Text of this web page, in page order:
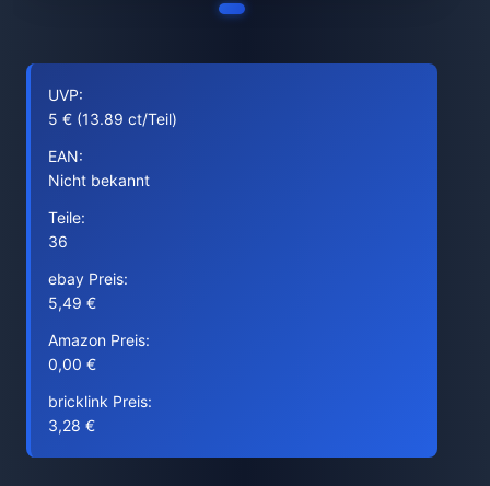
UVP:
5 € (13.89 ct/Teil)
EAN:
Nicht bekannt
Teile:
36
ebay Preis:
5,49 €
Amazon Preis:
0,00 €
bricklink Preis:
3,28 €